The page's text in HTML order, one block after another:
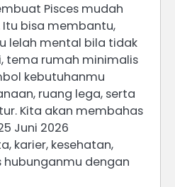
Pisces mudah
bisa membantu,
lelah mental bila tidak
tema rumah minimalis
kebutuhanmu
ruang lega, serta
Kita akan membahas
Juni 2026
karier, kesehatan,
hubunganmu dengan